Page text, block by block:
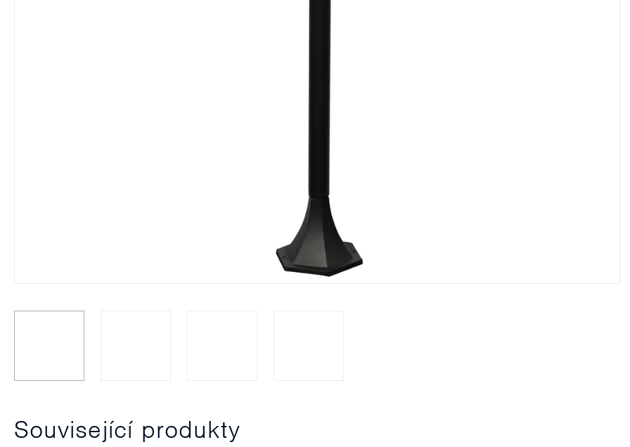
Související produkty